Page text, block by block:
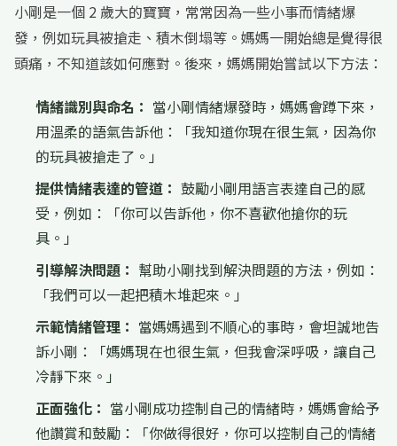
小剛是一個 2 歲大的寶寶，常常因為一些小事而情緒爆
發，例如玩具被搶走、積木倒塌等。媽媽一開始總是覺得很
頭痛，不知道該如何應對。後來，媽媽開始嘗試以下方法：
情緒識別與命名： 當小剛情緒爆發時，媽媽會蹲下來，
用溫柔的語氣告訴他：「我知道你現在很生氣，因為你
的玩具被搶走了。」
提供情緒表達的管道： 鼓勵小剛用語言表達自己的感
受，例如：「你可以告訴他，你不喜歡他搶你的玩
具。」
引導解決問題： 幫助小剛找到解決問題的方法，例如：
「我們可以一起把積木堆起來。」
示範情緒管理： 當媽媽遇到不順心的事時，會坦誠地告
訴小剛：「媽媽現在也很生氣，但我會深呼吸，讓自己
冷靜下來。」
正面強化： 當小剛成功控制自己的情緒時，媽媽會給予
他讚賞和鼓勵：「你做得很好，你可以控制自己的情緒